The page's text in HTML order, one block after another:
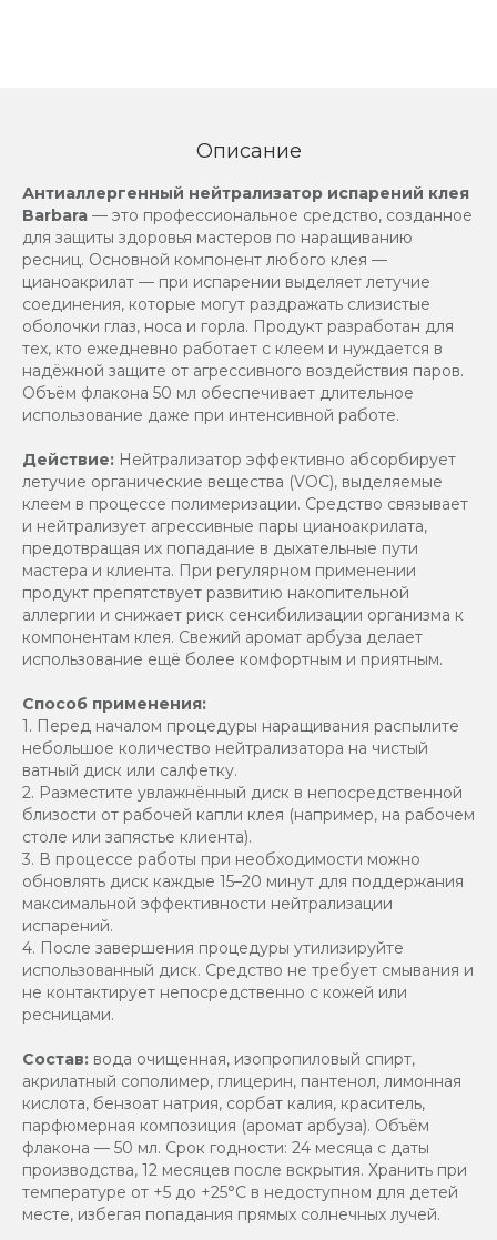
Описание
Антиаллергенный нейтрализатор испарений клея
Barbara — это профессиональное средство, созданное
для защиты здоровья мастеров по наращиванию
ресниц. Основной компонент любого клея —
цианоакрилат — при испарении выделяет летучие
соединения, которые могут раздражать слизистые
оболочки глаз, носа и горла. Продукт разработан для
тех, кто ежедневно работает с клеем и нуждается в
надёжной защите от агрессивного воздействия паров.
Объём флакона 50 мл обеспечивает длительное
использование даже при интенсивной работе.
Действие: Нейтрализатор эффективно абсорбирует
летучие органические вещества (VOC), выделяемые
клеем в процессе полимеризации. Средство связывает
и нейтрализует агрессивные пары цианоакрилата,
предотвращая их попадание в дыхательные пути
мастера и клиента. При регулярном применении
продукт препятствует развитию накопительной
аллергии и снижает риск сенсибилизации организма к
компонентам клея. Свежий аромат арбуза делает
использование ещё более комфортным и приятным.
Способ применения:
1. Перед началом процедуры наращивания распылите
небольшое количество нейтрализатора на чистый
ватный диск или салфетку.
2. Разместите увлажнённый диск в непосредственной
близости от рабочей капли клея (например, на рабочем
столе или запястье клиента).
3. В процессе работы при необходимости можно
обновлять диск каждые 15–20 минут для поддержания
максимальной эффективности нейтрализации
испарений.
4. После завершения процедуры утилизируйте
использованный диск. Средство не требует смывания и
не контактирует непосредственно с кожей или
ресницами.
Состав: вода очищенная, изопропиловый спирт,
акрилатный сополимер, глицерин, пантенол, лимонная
кислота, бензоат натрия, сорбат калия, краситель,
парфюмерная композиция (аромат арбуза). Объём
флакона — 50 мл. Срок годности: 24 месяца с даты
производства, 12 месяцев после вскрытия. Хранить при
температуре от +5 до +25°C в недоступном для детей
месте, избегая попадания прямых солнечных лучей.